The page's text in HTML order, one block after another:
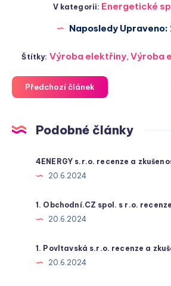
V kategorii: Energetické
Naposledy Upraveno:
Štítky: Výroba elektřiny, Výroba
Předchozí článek
Podobné články
4ENERGY s.r.o. recenze a
20.6.2024
1. Obchodní.CZ spol. s r.o.
20.6.2024
1. Povltavská s.r.o. recenze a
20.6.2024